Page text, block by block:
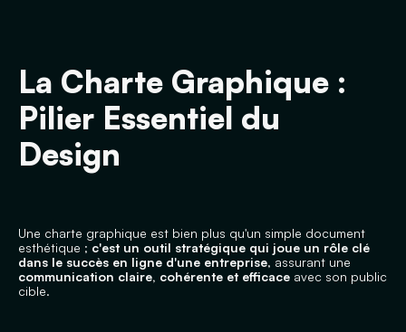
La Charte Graphique :
Pilier Essentiel du
Design
Une charte graphique est bien plus qu'un simple document
esthétique ; c'est un outil stratégique qui joue un rôle clé
dans le succès en ligne d'une entreprise, assurant une
communication claire, cohérente et efficace avec son public
cible.